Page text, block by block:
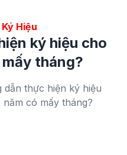
Hiệu
ký hiệu cho
tháng?
dẫn thực hiện ký hiệu
có mấy tháng?